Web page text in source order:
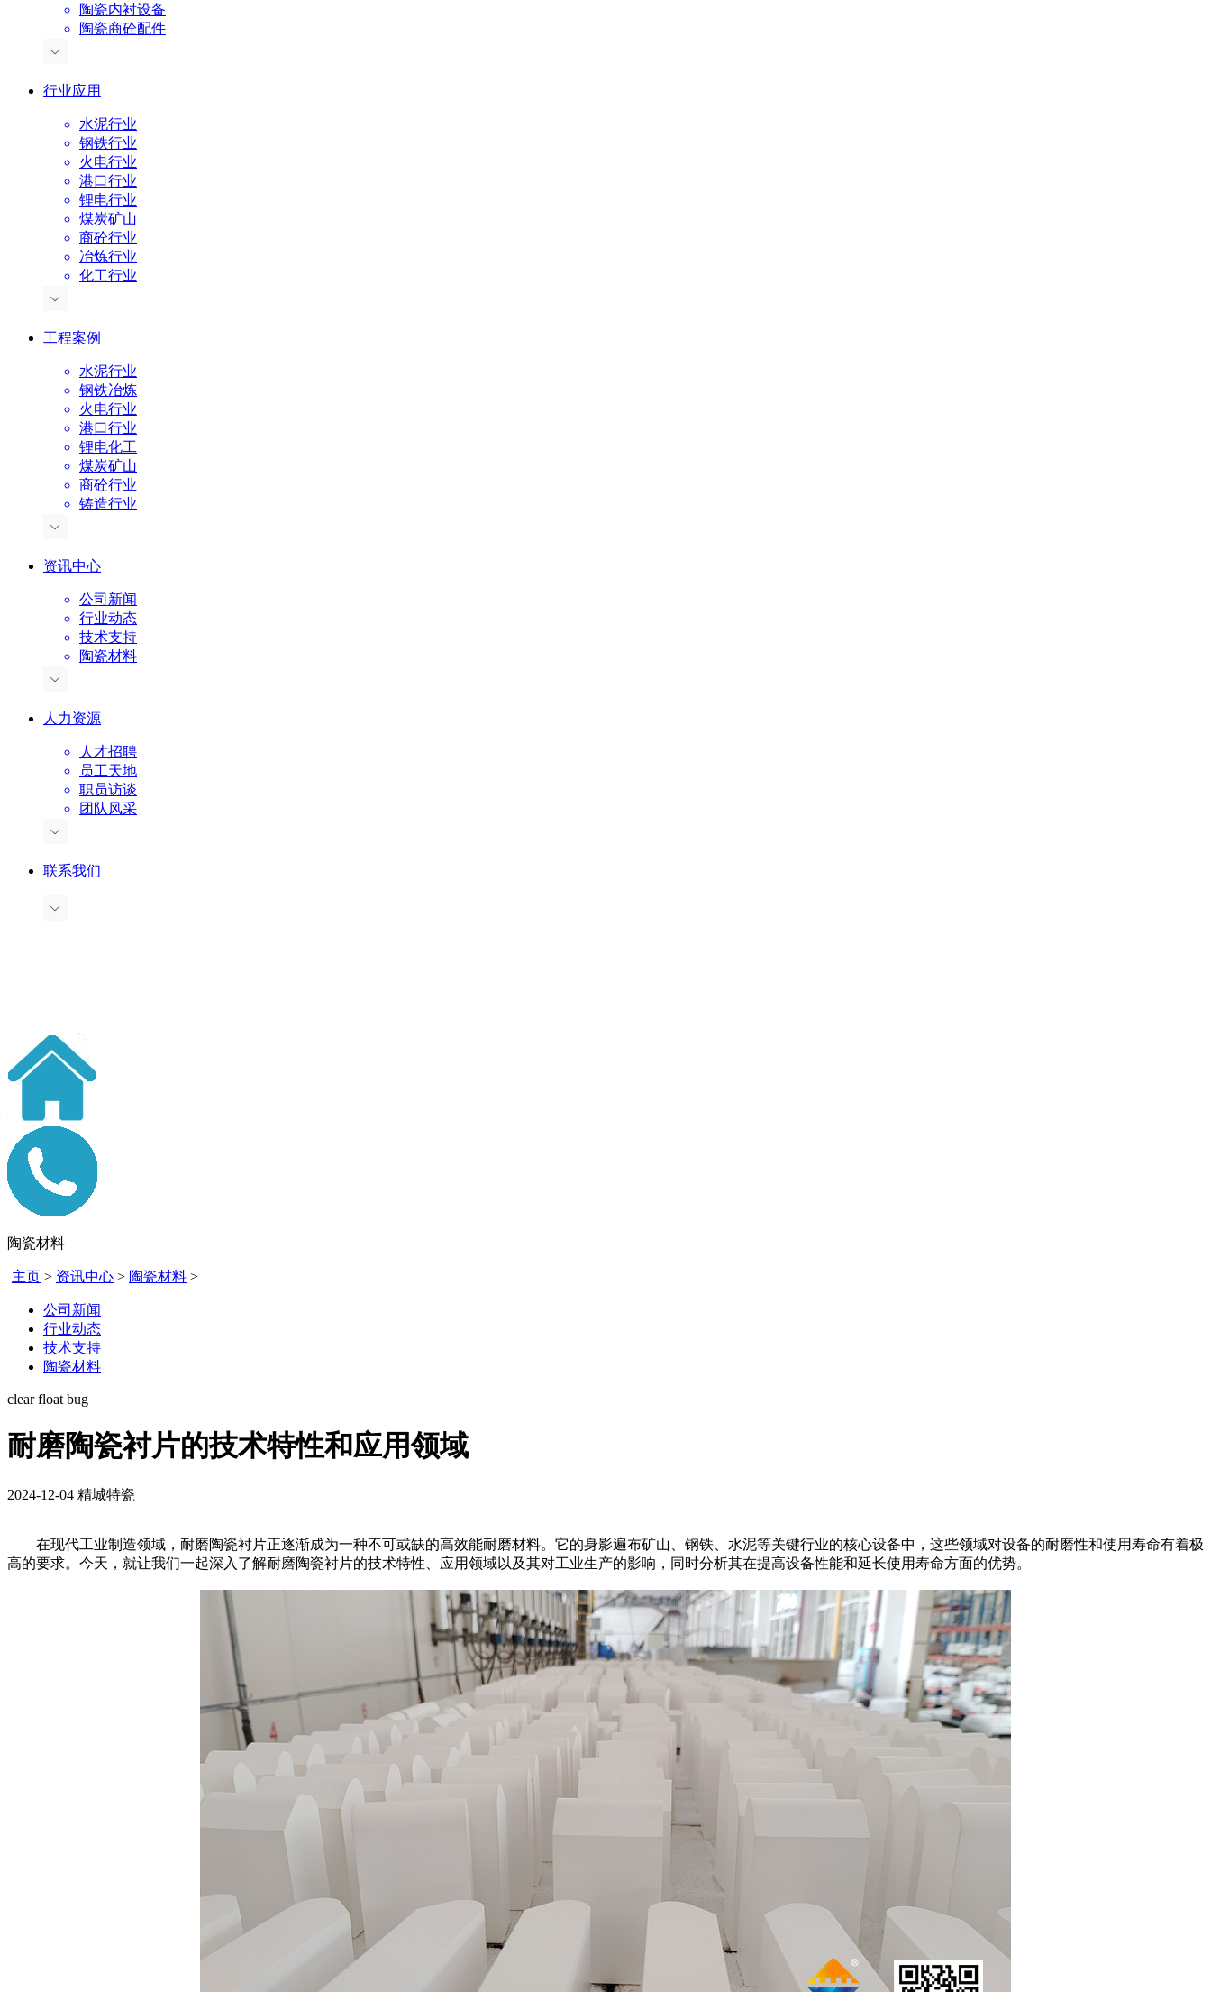
陶瓷内衬设备
陶瓷商砼配件
行业应用
水泥行业
钢铁行业
火电行业
港口行业
锂电行业
煤炭矿山
商砼行业
冶炼行业
化工行业
工程案例
水泥行业
钢铁冶炼
火电行业
港口行业
锂电化工
煤炭矿山
商砼行业
铸造行业
资讯中心
公司新闻
行业动态
技术支持
陶瓷材料
人力资源
人才招聘
员工天地
职员访谈
团队风采
联系我们
陶瓷材料
主页 > 资讯中心 > 陶瓷材料 >
公司新闻
行业动态
技术支持
陶瓷材料
clear float bug
耐磨陶瓷衬片的技术特性和应用领域
2024-12-04 精城特瓷
在现代工业制造领域，耐磨陶瓷衬片正逐渐成为一种不可或缺的高效能耐磨材料。它的身影遍布矿山、钢铁、水泥等关键行业的核心设备中，这些领域对设备的耐磨性和使用寿命有着极
高的要求。今天，就让我们一起深入了解耐磨陶瓷衬片的技术特性、应用领域以及其对工业生产的影响，同时分析其在提高设备性能和延长使用寿命方面的优势。